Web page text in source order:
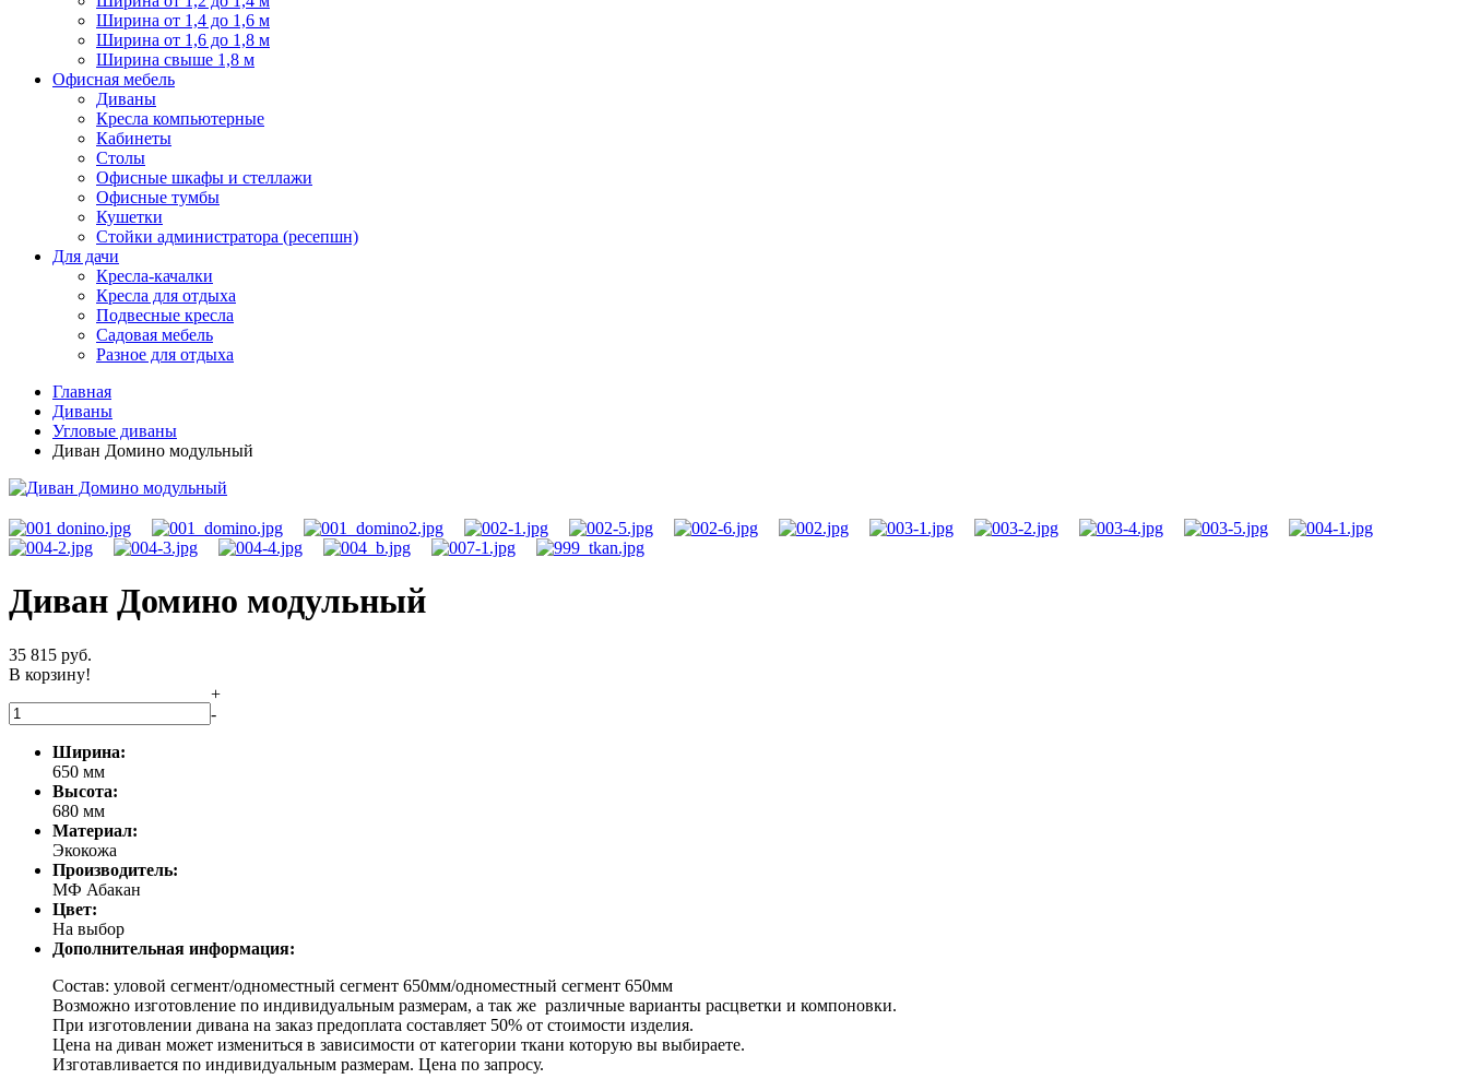
Ширина от 1,4 до 1,6 м
Ширина от 1,6 до 1,8 м
Ширина свыше 1,8 м
Офисная мебель
Диваны
Кресла компьютерные
Кабинеты
Столы
Офисные шкафы и стеллажи
Офисные тумбы
Кушетки
Стойки администратора (ресепшн)
Для дачи
Кресла-качалки
Кресла для отдыха
Подвесные кресла
Садовая мебель
Разное для отдыха
Главная
Диваны
Угловые диваны
Диван Домино модульный
Диван Домино модульный
35 815 руб.
В корзину!
+
-
Ширина:
650 мм
Высота:
680 мм
Материал:
Экокожа
Производитель:
МФ Абакан
Цвет:
На выбор
Дополнительная информация:
Состав: уловой сегмент/одноместный сегмент 650мм/одноместный сегмент 650мм
Возможно изготовление по индивидуальным размерам, а так же различные варианты расцветки и компоновки.
При изготовлении дивана на заказ предоплата составляет 50% от стоимости изделия.
Цена на диван может измениться в зависимости от категории ткани которую вы выбираете.
Изготавливается по индивидуальным размерам. Цена по запросу.